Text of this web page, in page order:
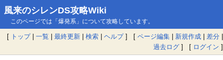
風来のシレンDS攻略Wiki
このページでは「爆発系」について攻略しています。
[ トップ| 一覧 | 最終更新 | 検索 | ヘルプ] [ ページ編集 | 新規作成 | 差分 |
過去ログ ] [ ログイン ]